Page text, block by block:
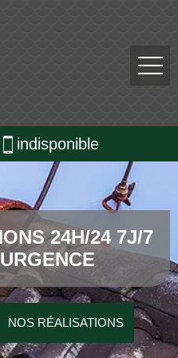
indisponible
24H/24 7J/7
NOS RÉALISATIONS